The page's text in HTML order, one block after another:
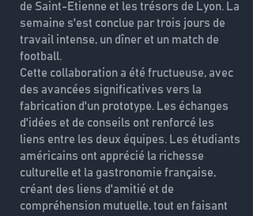
de Saint-Etienne et les trésors de Lyon. La
semaine s'est conclue par trois jours de
travail intense, un dîner et un match de
football.
Cette collaboration a été fructueuse, avec
des avancées significatives vers la
fabrication d'un prototype. Les échanges
d'idées et de conseils ont renforcé les
liens entre les deux équipes. Les étudiants
américains ont apprécié la richesse
culturelle et la gastronomie française,
créant des liens d'amitié et de
compréhension mutuelle, tout en faisant